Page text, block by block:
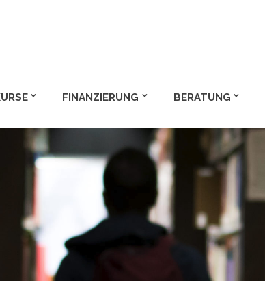
FINANZIERUNG BERATUNG